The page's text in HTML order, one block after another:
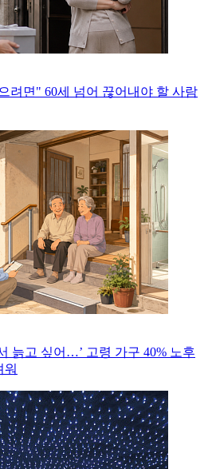
려면" 60세 넘어 끊어내야 할 사람
늙고 싶어…’ 고령 가구 40% 노후
워